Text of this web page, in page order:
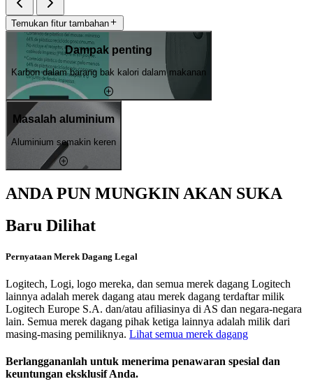
Temukan fitur tambahan
Dampak penting
Karbon dalam barang bak kalori dalam makanan
Masalah aluminium
Aluminium semakin keren
ANDA PUN MUNGKIN AKAN SUKA
Baru Dilihat
Pernyataan Merek Dagang Legal
Logitech, Logi, logo mereka, dan semua merek dagang Logitech
lainnya adalah merek dagang atau merek dagang terdaftar milik
Logitech Europe S.A. dan/atau afiliasinya di AS dan negara-negara
lain. Semua merek dagang pihak ketiga lainnya adalah milik dari
masing-masing pemiliknya. Lihat semua merek dagang
Berlanggananlah untuk menerima penawaran spesial dan
keuntungan eksklusif Anda.